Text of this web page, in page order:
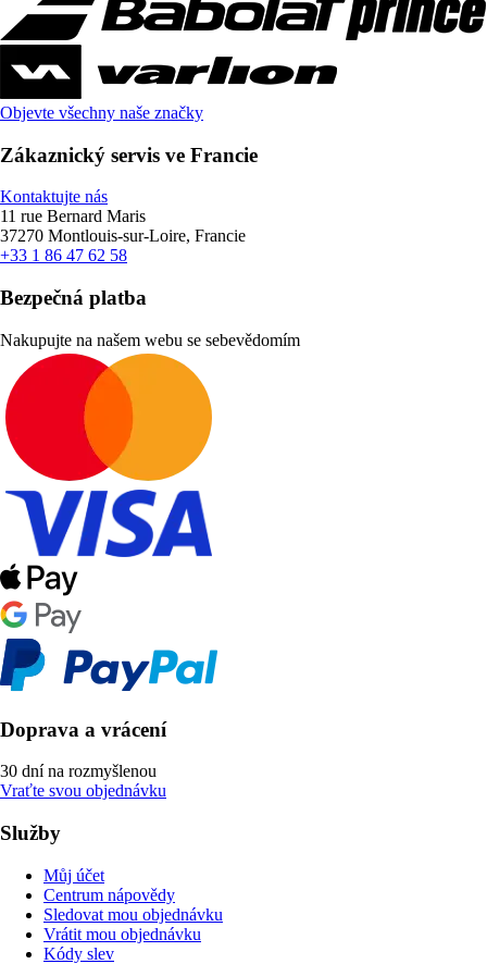
Objevte všechny naše značky
Zákaznický servis ve Francie
Kontaktujte nás
11 rue Bernard Maris
37270 Montlouis-sur-Loire, Francie
+33 1 86 47 62 58
Bezpečná platba
Nakupujte na našem webu se sebevědomím
Doprava a vrácení
30 dní na rozmyšlenou
Vraťte svou objednávku
Služby
Můj účet
Centrum nápovědy
Sledovat mou objednávku
Vrátit mou objednávku
Kódy slev